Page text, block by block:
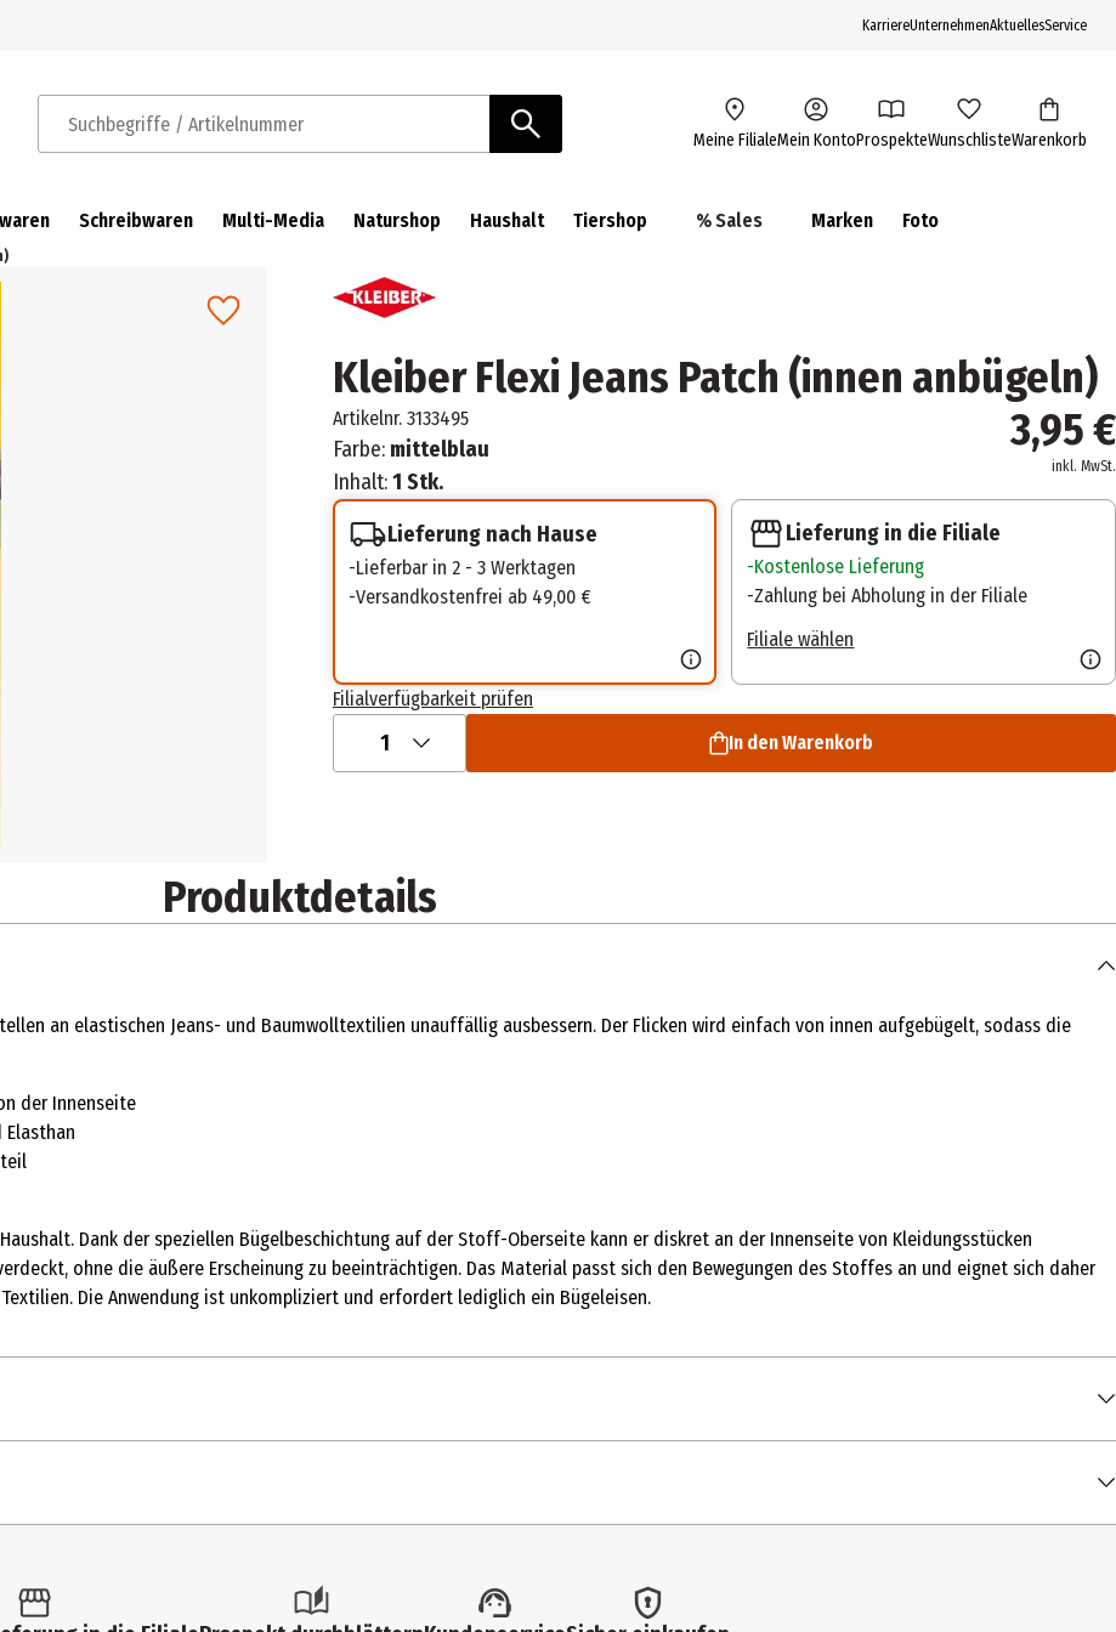
KarriereUnternehmenAktuellesService
Suchbegriffe / Artikelnummer Meine FilialeMein KontoProspekteWunschlisteWarenkorb
Schreibwaren Multi-Media Naturshop Haushalt Tiershop % Sales Marken Foto
Kleiber Flexi Jeans Patch (innen anbügeln)
Artikelnr. 3133495
Farbe: mittelblau
Inhalt:1 Stk.
3,95 €
inkl. MwSt.
Lieferung nach Hause
Lieferbar in 2 - 3 Werktagen
Versandkostenfrei ab 49,00 €
Lieferung in die Filiale
Kostenlose Lieferung
Zahlung bei Abholung in der Filiale
Filiale wählen
Filialverfügbarkeit prüfen
1 In den Warenkorb
Produktdetails
an elastischen Jeans- und Baumwolltextilien unauffällig ausbessern. Der Flicken wird einfach von innen aufgebügelt, sodass die
der Innenseite
Elasthan
Dank der speziellen Bügelbeschichtung auf der Stoff-Oberseite kann er diskret an der Innenseite von Kleidungsstücken
ohne die äußere Erscheinung zu beeinträchtigen. Das Material passt sich den Bewegungen des Stoffes an und eignet sich daher
Die Anwendung ist unkompliziert und erfordert lediglich ein Bügeleisen.
15 x 20 cm